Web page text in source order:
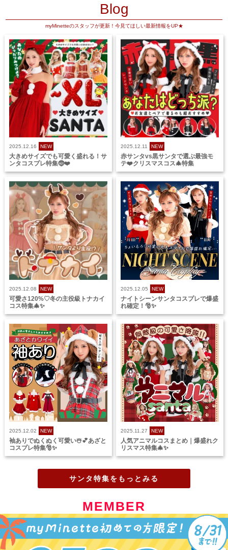
Blog
myMinetteのスタッフが更新！今見てほしい最新情報をUP★
2025.12.16 NEW
大きめサイズでも可愛く盛れる！サ
ンタコスプレ特集🤶❤️
2025.12.11 NEW
赤サンタvs黒サンタで選ぶ最強モ
テ❤️クリスマスコス🎄特集
2025.12.08 NEW
可愛さ120%♡冬の主役級トナカイ
コス特集🎄✨
2025.12.05 NEW
ナイトシーンサンタコスプレで爆盛
れ確定！🎅✨
2025.12.02 NEW
袖ありでぬくぬく可愛い☃️💕あざと
コスプレ特集🎅✨
2025.11.27 NEW
人気アニマルコスまとめ｜爆盛れク
リスマス特集🎄✨
サンタ特集をもっとみる
MEMBER